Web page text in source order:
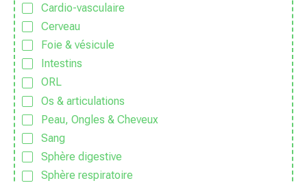
Cardio-vasculaire
Cerveau
Foie & vésicule
Intestins
ORL
Os & articulations
Peau, Ongles & Cheveux
Sang
Sphère digestive
Sphère respiratoire